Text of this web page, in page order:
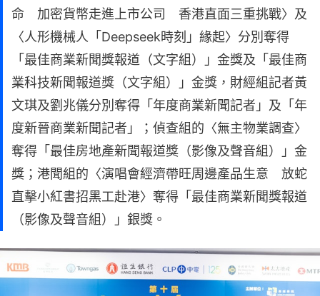
命 加密貨幣走進上市公司 香港直面三重挑戰〉及
〈人形機械人「Deepseek時刻」緣起〉分別奪得
「最佳商業新聞獎報道（文字組）」金獎及「最佳商
業科技新聞報道獎（文字組）」金獎，財經組記者黃
文琪及劉兆儀分別奪得「年度商業新聞記者」及「年
度新晉商業新聞記者」；偵查組的〈無主物業調查〉
奪得「最佳房地產新聞報道獎（影像及聲音組）」金
獎；港聞組的〈演唱會經濟帶旺周邊產品生意 放蛇
直擊小紅書招黑工赴港〉奪得「最佳商業新聞獎報道
（影像及聲音組）」銀獎。